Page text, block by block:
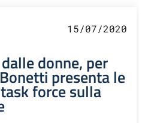
15/07/2020
donne, per
presenta le
force sulla